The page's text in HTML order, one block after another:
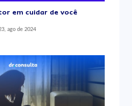
em cuidar de você
ago de 2024